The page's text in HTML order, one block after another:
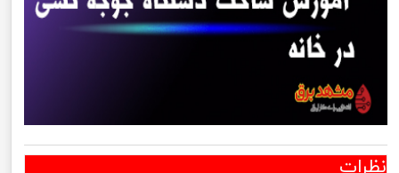
نظرات